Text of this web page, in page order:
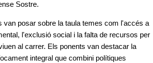
Sostre.
van posar sobre la taula temes com l'accés a
l'exclusió social i la falta de recursos per
al carrer. Els ponents van destacar la
integral que combini polítiques